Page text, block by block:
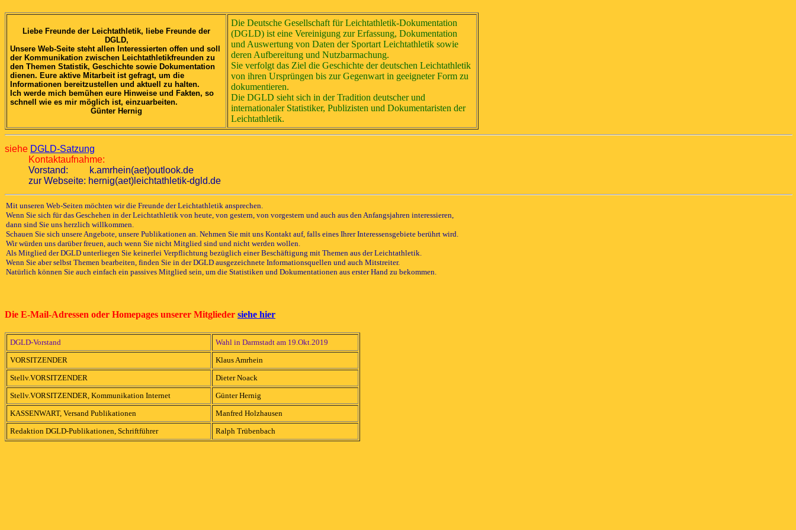
Liebe Freunde der Leichtathletik, liebe Freunde der
DGLD,
Unsere Web-Seite steht allen Interessierten offen und soll
der Kommunikation zwischen Leichtathletikfreunden zu
den Themen Statistik, Geschichte sowie Dokumentation
dienen. Eure aktive Mitarbeit ist gefragt, um die
Informationen bereitzustellen und aktuell zu halten.
Ich werde mich bemühen eure Hinweise und Fakten, so
schnell wie es mir möglich ist, einzuarbeiten.
Günter Hernig
Die Deutsche Gesellschaft für Leichtathletik-Dokumentation
(DGLD) ist eine Vereinigung zur Erfassung, Dokumentation
und Auswertung von Daten der Sportart Leichtathletik sowie
deren Aufbereitung und Nutzbarmachung.
Sie verfolgt das Ziel die Geschichte der deutschen Leichtathletik
von ihren Ursprüngen bis zur Gegenwart in geeigneter Form zu
dokumentieren.
Die DGLD sieht sich in der Tradition deutscher und
internationaler Statistiker, Publizisten und Dokumentaristen der
Leichtathletik.
siehe DGLD-Satzung
Kontaktaufnahme:
Vorstand: k.amrhein(aet)outlook.de
zur Webseite: hernig(aet)leichtathletik-dgld.de
Mit unseren Web-Seiten möchten wir die Freunde der Leichtathletik ansprechen.
Wenn Sie sich für das Geschehen in der Leichtathletik von heute, von gestern, von vorgestern und auch aus den Anfangsjahren interessieren,
dann sind Sie uns herzlich willkommen.
Schauen Sie sich unsere Angebote, unsere Publikationen an. Nehmen Sie mit uns Kontakt auf, falls eines Ihrer Interessensgebiete berührt wird.
Wir würden uns darüber freuen, auch wenn Sie nicht Mitglied sind und nicht werden wollen.
Als Mitglied der DGLD unterliegen Sie keinerlei Verpflichtung bezüglich einer Beschäftigung mit Themen aus der Leichtathletik.
Wenn Sie aber selbst Themen bearbeiten, finden Sie in der DGLD ausgezeichnete Informationsquellen und auch Mitstreiter.
Natürlich können Sie auch einfach ein passives Mitglied sein, um die Statistiken und Dokumentationen aus erster Hand zu bekommen.
Die E-Mail-Adressen oder Homepages unserer Mitglieder siehe hier
DGLD-Vorstand
Wahl in Darmstadt am 19.Okt.2019
VORSITZENDER
Klaus Amrhein
Stellv.VORSITZENDER
Dieter Noack
Stellv.VORSITZENDER, Kommunikation Internet
Günter Hernig
KASSENWART, Versand Publikationen
Manfred Holzhausen
Redaktion DGLD-Publikationen, Schriftführer
Ralph Trübenbach